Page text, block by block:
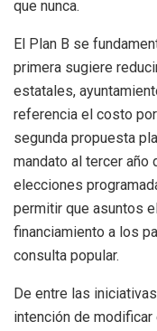
que nunca.
El Plan B se
primera sugiere
estatales,
referencia el costo
segunda propuesta
mandato al tercer año
elecciones
permitir que asuntos
financiamiento a los
consulta popular.
De entre las
intención de